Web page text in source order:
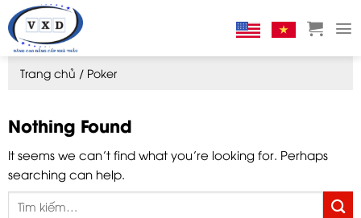
Skip
to
content
Trang chủ / Poker
Nothing Found
It seems we can’t find what you’re looking for. Perhaps
searching can help.